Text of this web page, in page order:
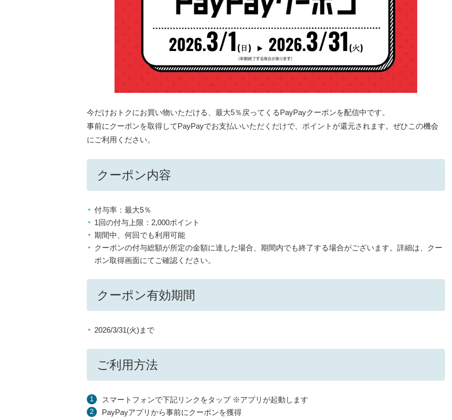
今だけおトクにお買い物いただける、最大5％戻ってくるPayPayクーポンを配信中です。
事前にクーポンを取得してPayPayでお支払いいただくだけで、ポイントが還元されます。ぜひこの機会
にご利用ください。
クーポン内容
付与率：最大5％
1回の付与上限：2,000ポイント
期間中、何回でも利用可能
クーポンの付与総額が所定の金額に達した場合、期間内でも終了する場合がございます。詳細は、クー
ポン取得画面にてご確認ください。
クーポン有効期間
2026/3/31(火)まで
ご利用方法
スマートフォンで下記リンクをタップ ※アプリが起動します
PayPayアプリから事前にクーポンを獲得